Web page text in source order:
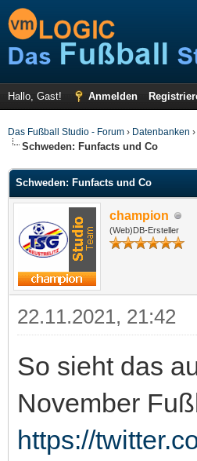
Hallo, Gast! Anmelden
Das Fußball Studio - Forum › Datenbanken ›
Schweden: Funfacts und Co
Schweden: Funfacts und Co
champion
(Web)DB-Ersteller
22.11.2021, 21:42
So sieht das
November
https://